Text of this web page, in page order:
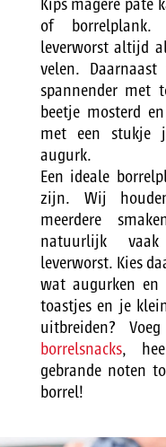
Kips magere paté
of
leverworst altijd
velen.
spannender met
beetje mosterd
met een stukje
augurk.
Een ideale
zijn. Wij
meerdere
natuurlijk
leverworst. Kies
wat augurken en
toastjes en je
uitbreiden?
borrelsnacks,
gebrande noten
borrel!